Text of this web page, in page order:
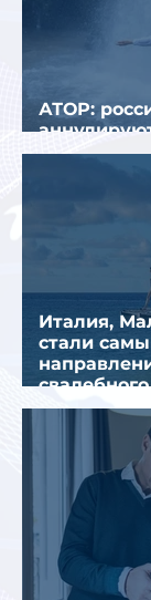
АТОР:
из-за
Италия,
стали
россиян